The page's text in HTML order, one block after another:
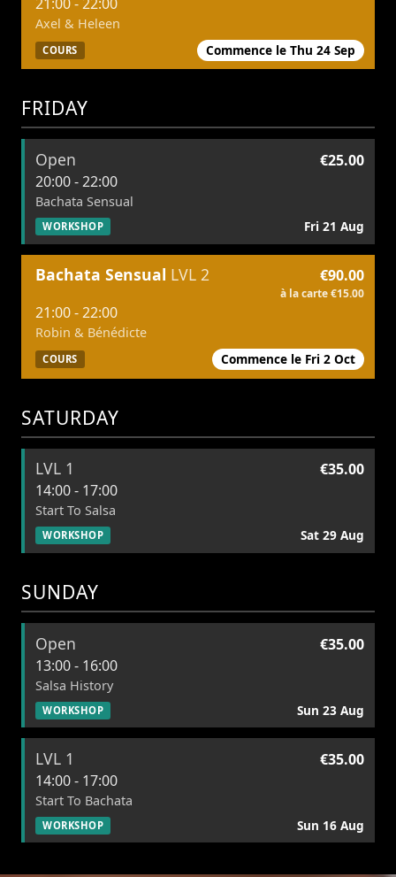
Axel & Heleen
COURS Commence le Thu 24 Sep
FRIDAY
Open
€25.00
20:00 - 22:00
Bachata Sensual
WORKSHOP Fri 21 Aug
Bachata Sensual LVL 2 €90.00
à la carte €15.00
21:00 - 22:00
Robin & Bénédicte
COURS Commence le Fri 2 Oct
SATURDAY
LVL 1
€35.00
14:00 - 17:00
Start To Salsa
WORKSHOP Sat 29 Aug
SUNDAY
Open
€35.00
13:00 - 16:00
Salsa History
WORKSHOP Sun 23 Aug
LVL 1
€35.00
14:00 - 17:00
Start To Bachata
WORKSHOP Sun 16 Aug